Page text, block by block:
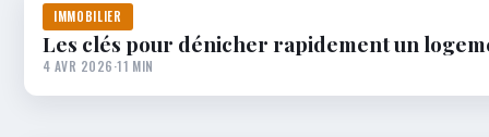
IMMOBILIER
Les clés pour dénicher rapidement un
4 AVR 2026·11 MIN